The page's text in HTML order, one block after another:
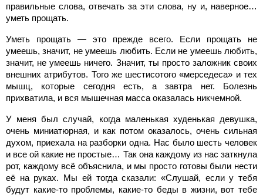
правильные слова, отвечать за эти слова, ну и, наверное…
уметь прощать.
Уметь прощать — это прежде всего. Если прощать не
умеешь, значит, не умеешь любить. Если не умеешь любить,
значит, не умеешь ничего. Значит, ты просто заложник своих
внешних атрибутов. Того же шестисотого «мерседеса» и тех
мышц, которые сегодня есть, а завтра нет. Болезнь
прихватила, и вся мышечная масса оказалась никчемной.
У меня был случай, когда маленькая худенькая девушка,
очень миниатюрная, и как потом оказалось, очень сильная
духом, приехала на разборки одна. Нас было шесть человек
и все ой какие не простые… Так она каждому из нас заткнула
рот, каждому всё объяснила, и мы просто готовы были нести
её на руках. Мы ей тогда сказали: «Слушай, если у тебя
будут какие-то проблемы, какие-то беды в жизни, вот тебе